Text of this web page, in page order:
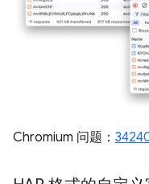
Chromium 问题：